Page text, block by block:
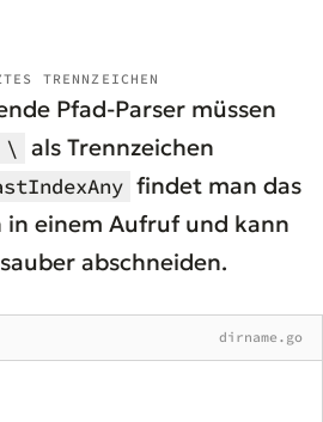
TRENNZEICHEN
Pfad-Parser müssen
\ als Trennzeichen
findet man das
in einem Aufruf und kann
abschneiden.
dirname.go